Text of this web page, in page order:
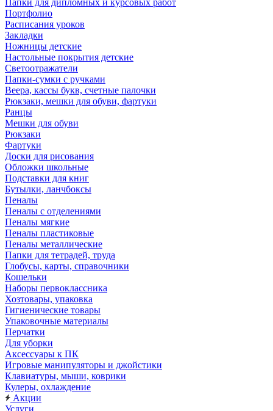
Папки для дипломных и курсовых работ
Портфолио
Расписания уроков
Закладки
Ножницы детские
Настольные покрытия детские
Светоотражатели
Папки-сумки с ручками
Веера, кассы букв, счетные палочки
Рюкзаки, мешки для обуви, фартуки
Ранцы
Мешки для обуви
Рюкзаки
Фартуки
Доски для рисования
Обложки школьные
Подставки для книг
Бутылки, ланчбоксы
Пеналы
Пеналы с отделениями
Пеналы мягкие
Пеналы пластиковые
Пеналы металлические
Папки для тетрадей, труда
Глобусы, карты, справочники
Кошельки
Наборы первоклассника
Хозтовары, упаковка
Гигиенические товары
Упаковочные материалы
Перчатки
Для уборки
Аксессуары к ПК
Игровые манипуляторы и джойстики
Клавиатуры, мыши, коврики
Кулеры, охлаждение
Акции
Услуги